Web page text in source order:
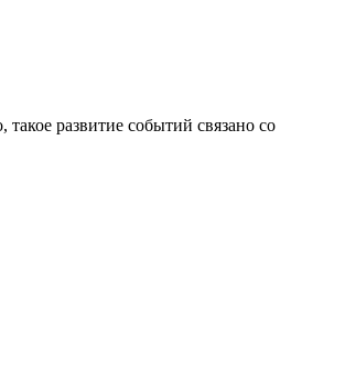
развитие событий связано со